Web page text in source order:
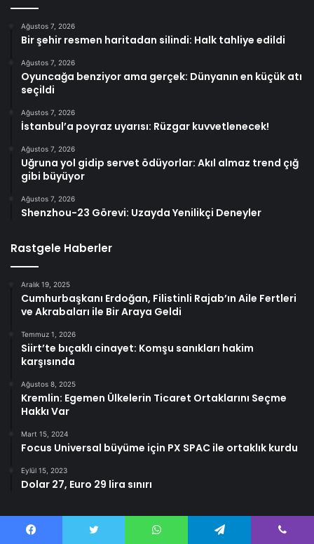
Ağustos 7, 2026
Bir şehir resmen haritadan silindi: Halk tahliye edildi
Ağustos 7, 2026
Oyuncağa benziyor ama gerçek: Dünyanın en küçük atı
seçildi
Ağustos 7, 2026
İstanbul’a poyraz uyarısı: Rüzgar kuvvetlenecek!
Ağustos 7, 2026
Uğruna yol gidip servet ödüyorlar: Akıl almaz trend çığ
gibi büyüyor
Ağustos 7, 2026
Shenzhou-23 Görevi: Uzayda Yenilikçi Deneyler
Rastgele Haberler
Aralık 19, 2025
Cumhurbaşkanı Erdoğan, Filistinli Rajab’ın Aile Fertleri
ve Akrabaları ile Bir Araya Geldi
Temmuz 1, 2026
Siirt’te bıçaklı cinayet: Komşu sanıkları hakim
karşısında
Ağustos 8, 2025
Kremlin: Egemen Ülkelerin Ticaret Ortaklarını Seçme
Hakkı Var
Mart 15, 2024
Focus Universal büyüme için PX SPAC ile ortaklık kurdu
Eylül 15, 2023
Dolar 27, Euro 29 lira sınırı